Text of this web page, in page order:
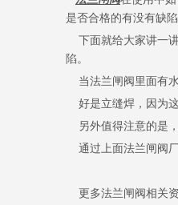
是否合格的有没有缺
下面就给大家讲一
陷。
当法兰闸阀里面有水
好是立缝焊，因为这
另外值得注意的是，
通过上面法兰闸阀厂
更多法兰闸阀相关